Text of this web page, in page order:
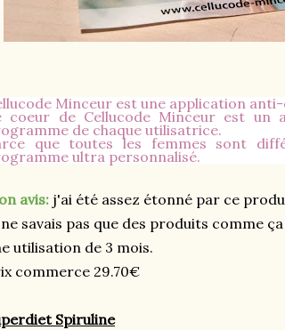
Minceur est une application
coeur de Cellucode Minceur est un
de chaque utilisatrice.
que toutes les femmes sont
ultra personnalisé.
avis: j'ai été assez étonné par ce
savais pas que des produits comme
utilisation de 3 mois.
commerce 29.70€
Spiruline